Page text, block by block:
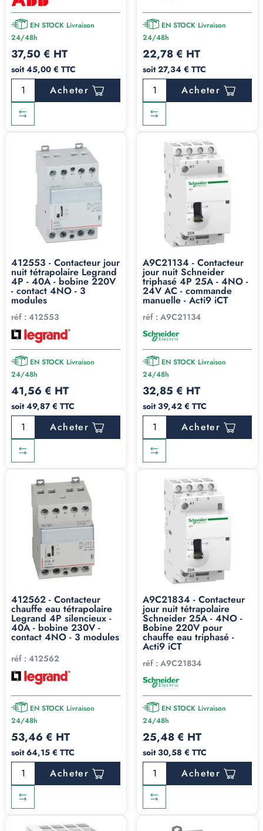
EN STOCK Livraison
24/48h
37,50 € HT
soit 45,00 € TTC
Acheter
EN STOCK Livraison
24/48h
22,78 € HT
soit 27,34 € TTC
Acheter
412553 - Contacteur jour
nuit tétrapolaire Legrand
4P - 40A - bobine 220V
- contact 4NO - 3
modules
réf : 412553
EN STOCK Livraison
24/48h
41,56 € HT
soit 49,87 € TTC
Acheter
A9C21134 - Contacteur
jour nuit Schneider
triphasé 4P 25A - 4NO -
24V AC - commande
manuelle - Acti9 iCT
réf : A9C21134
EN STOCK Livraison
24/48h
32,85 € HT
soit 39,42 € TTC
Acheter
412562 - Contacteur
chauffe eau tétrapolaire
Legrand 4P silencieux -
40A - bobine 230V -
contact 4NO - 3 modules
réf : 412562
EN STOCK Livraison
24/48h
53,46 € HT
soit 64,15 € TTC
Acheter
A9C21834 - Contacteur
jour nuit tétrapolaire
Schneider 25A - 4NO -
Bobine 220V pour
chauffe eau triphasé -
Acti9 iCT
réf : A9C21834
EN STOCK Livraison
24/48h
25,48 € HT
soit 30,58 € TTC
Acheter